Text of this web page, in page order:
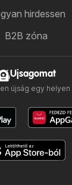
hirdessen
B2B zóna
Ujsagomat
újság egy helyen